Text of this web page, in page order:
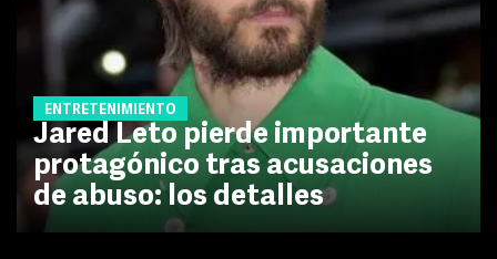
ENTRETENIMIENTO
Jared Leto pierde importante
protagónico tras acusaciones
de abuso: los detalles